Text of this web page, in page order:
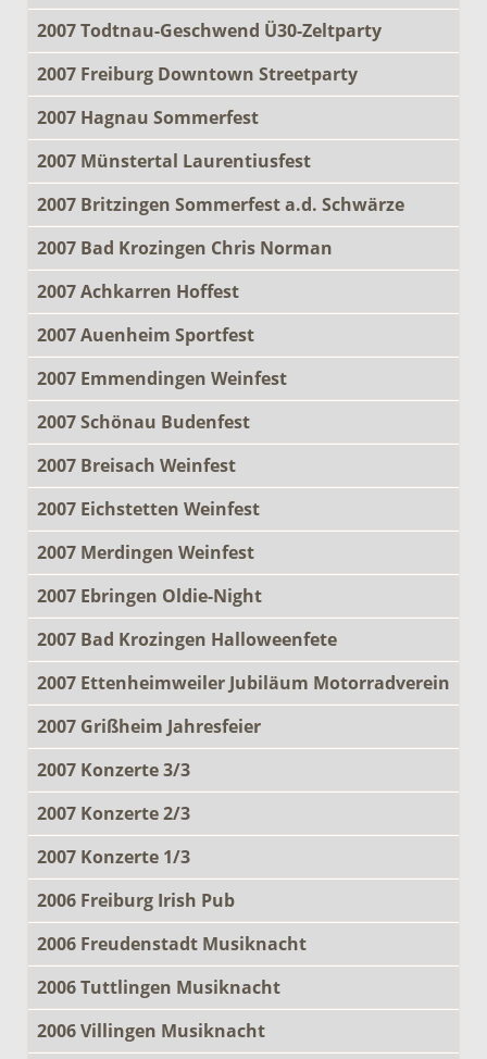
2007 Todtnau-Geschwend Ü30-Zeltparty
2007 Freiburg Downtown Streetparty
2007 Hagnau Sommerfest
2007 Münstertal Laurentiusfest
2007 Britzingen Sommerfest a.d. Schwärze
2007 Bad Krozingen Chris Norman
2007 Achkarren Hoffest
2007 Auenheim Sportfest
2007 Emmendingen Weinfest
2007 Schönau Budenfest
2007 Breisach Weinfest
2007 Eichstetten Weinfest
2007 Merdingen Weinfest
2007 Ebringen Oldie-Night
2007 Bad Krozingen Halloweenfete
2007 Ettenheimweiler Jubiläum Motorradverein
2007 Grißheim Jahresfeier
2007 Konzerte 3/3
2007 Konzerte 2/3
2007 Konzerte 1/3
2006 Freiburg Irish Pub
2006 Freudenstadt Musiknacht
2006 Tuttlingen Musiknacht
2006 Villingen Musiknacht